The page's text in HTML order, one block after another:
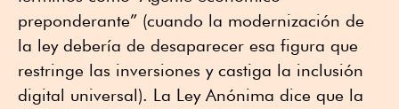
preponderante” (cuando la modernización de
la ley debería de desaparecer esa figura que
restringe las inversiones y castiga la inclusión
digital universal). La Ley Anónima dice que la